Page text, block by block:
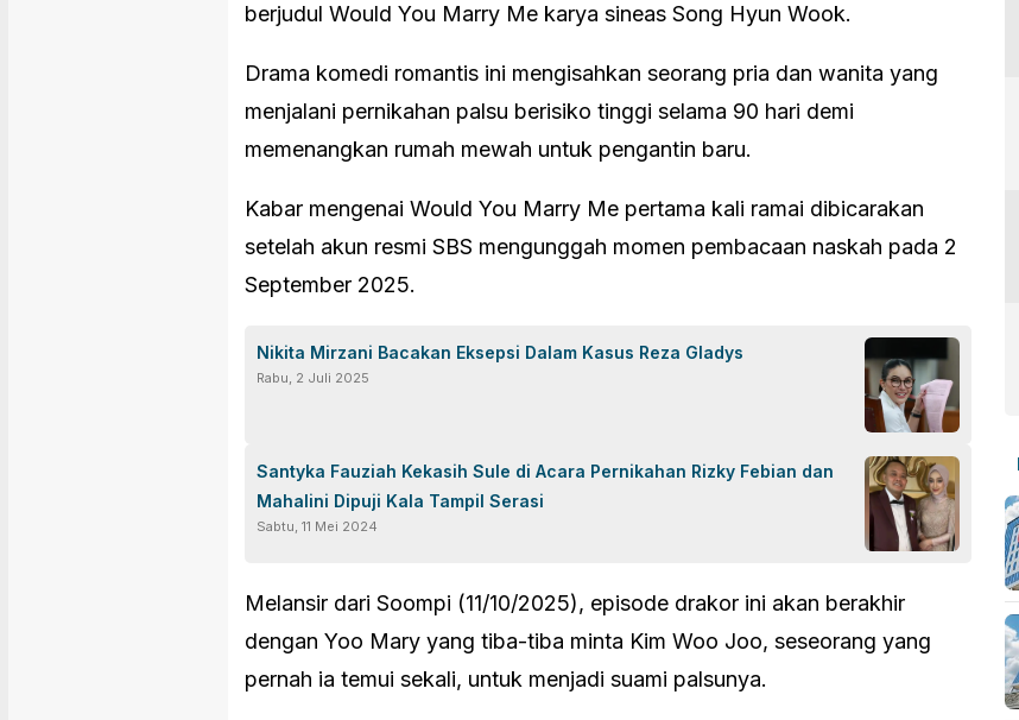
berjudul Would You Marry Me karya sineas Song Hyun Wook.
Drama komedi romantis ini mengisahkan seorang pria dan wanita yang
menjalani pernikahan palsu berisiko tinggi selama 90 hari demi
memenangkan rumah mewah untuk pengantin baru.
Kabar mengenai Would You Marry Me pertama kali ramai dibicarakan
setelah akun resmi SBS mengunggah momen pembacaan naskah pada 2
September 2025.
Nikita Mirzani Bacakan Eksepsi Dalam Kasus Reza Gladys
Rabu, 2 Juli 2025
Santyka Fauziah Kekasih Sule di Acara Pernikahan Rizky Febian dan
Mahalini Dipuji Kala Tampil Serasi
Sabtu, 11 Mei 2024
Melansir dari Soompi (11/10/2025), episode drakor ini akan berakhir
dengan Yoo Mary yang tiba-tiba minta Kim Woo Joo, seseorang yang
pernah ia temui sekali, untuk menjadi suami palsunya.